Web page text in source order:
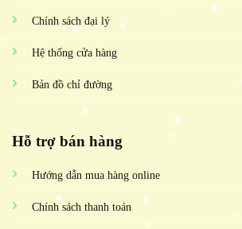
Chính sách đại lý
Hệ thống cửa hàng
Bản đồ chỉ đường
Hỗ trợ bán hàng
Hướng dẫn mua hàng online
Chính sách thanh toán